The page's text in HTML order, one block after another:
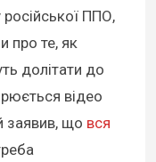
ППО,
про те, як
долітати до
відео
заявив, що вся